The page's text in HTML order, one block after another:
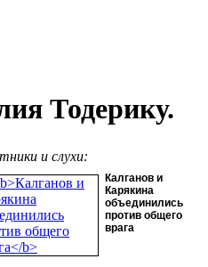
Тодерику.
и слухи:
Калганов и
Карякина
объединились
против общего
врага